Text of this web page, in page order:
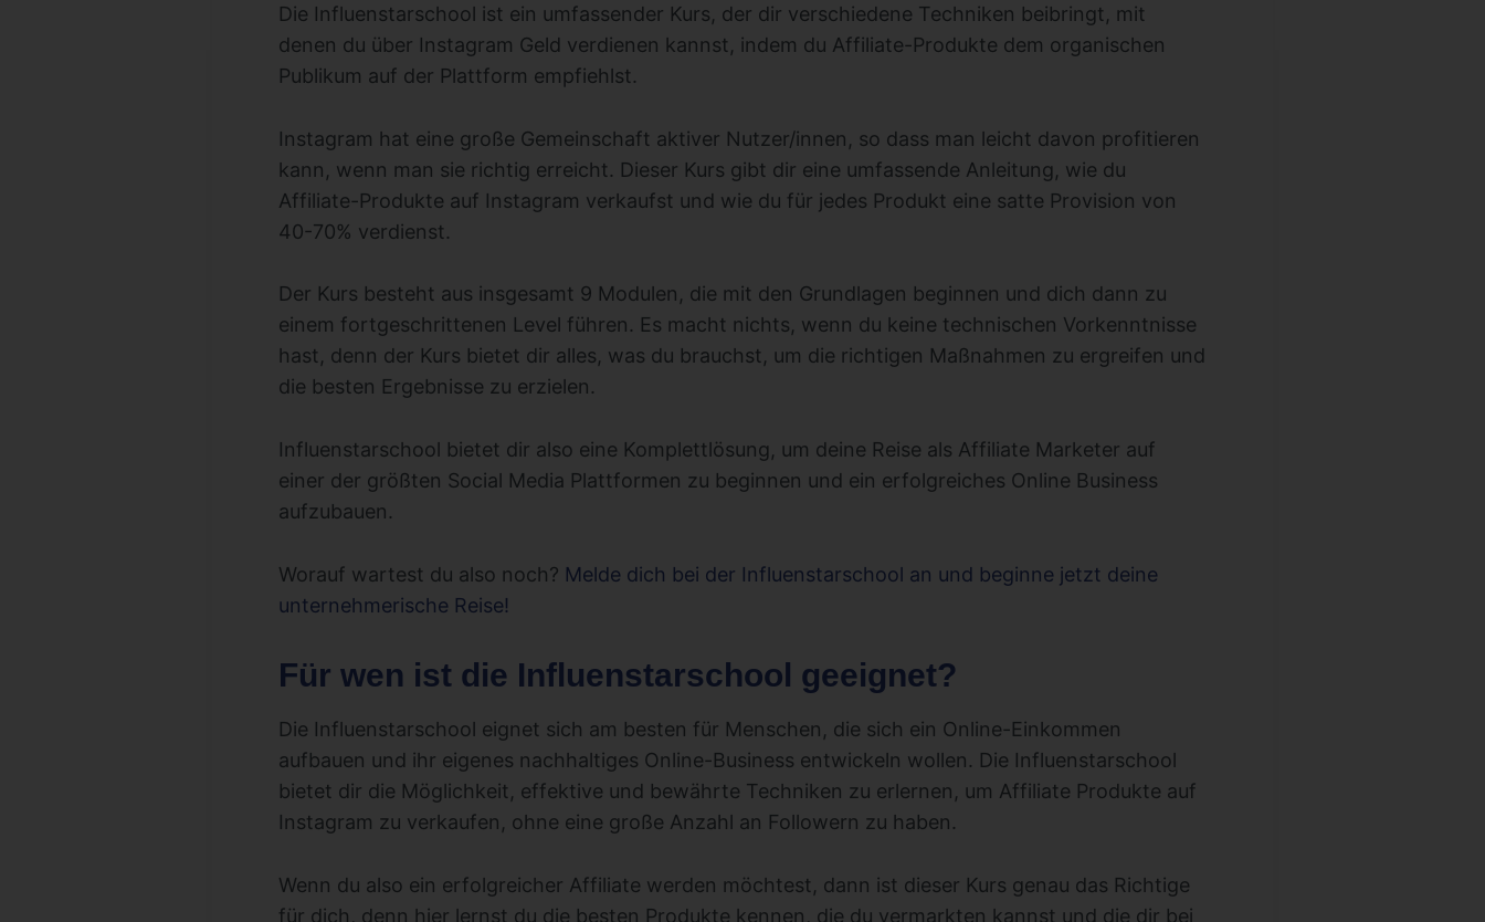
Die Influenstarschool ist ein umfassender Kurs, der dir verschiedene Techniken beibringt, mit
denen du über Instagram Geld verdienen kannst, indem du Affiliate-Produkte dem organischen
Publikum auf der Plattform empfiehlst.
Instagram hat eine große Gemeinschaft aktiver Nutzer/innen, so dass man leicht davon profitieren
kann, wenn man sie richtig erreicht. Dieser Kurs gibt dir eine umfassende Anleitung, wie du
Affiliate-Produkte auf Instagram verkaufst und wie du für jedes Produkt eine satte Provision von
40-70% verdienst.
Der Kurs besteht aus insgesamt 9 Modulen, die mit den Grundlagen beginnen und dich dann zu
einem fortgeschrittenen Level führen. Es macht nichts, wenn du keine technischen Vorkenntnisse
hast, denn der Kurs bietet dir alles, was du brauchst, um die richtigen Maßnahmen zu ergreifen und
die besten Ergebnisse zu erzielen.
Influenstarschool bietet dir also eine Komplettlösung, um deine Reise als Affiliate Marketer auf
einer der größten Social Media Plattformen zu beginnen und ein erfolgreiches Online Business
aufzubauen.
Worauf wartest du also noch? Melde dich bei der Influenstarschool an und beginne jetzt deine
unternehmerische Reise!
Für wen ist die Influenstarschool geeignet?
Die Influenstarschool eignet sich am besten für Menschen, die sich ein Online-Einkommen
aufbauen und ihr eigenes nachhaltiges Online-Business entwickeln wollen. Die Influenstarschool
bietet dir die Möglichkeit, effektive und bewährte Techniken zu erlernen, um Affiliate Produkte auf
Instagram zu verkaufen, ohne eine große Anzahl an Followern zu haben.
Wenn du also ein erfolgreicher Affiliate werden möchtest, dann ist dieser Kurs genau das Richtige
für dich, denn hier lernst du die besten Produkte kennen, die du vermarkten kannst und die dir bei